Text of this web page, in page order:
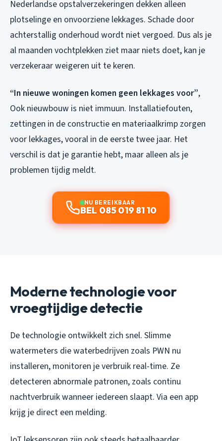
Nederlandse opstalverzekeringen dekken alleen
plotselinge en onvoorziene lekkages. Schade door
achterstallig onderhoud wordt niet vergoed. Dus als je
al maanden vochtplekken ziet maar niets doet, kan je
verzekeraar weigeren uit te keren.
“In nieuwe woningen komen geen lekkages voor”,
Ook nieuwbouw is niet immuun. Installatiefouten,
zettingen in de constructie en materiaalkrimp zorgen
voor lekkages, vooral in de eerste twee jaar. Het
verschil is dat je garantie hebt, maar alleen als je
problemen tijdig meldt.
NU BEREIKBAAR
BEL 085 019 81 10
Moderne technologie voor
vroegtijdige detectie
De technologie ontwikkelt zich snel. Slimme
watermeters die waterbedrijven zoals PWN nu
installeren, monitoren je verbruik real-time. Ze
detecteren abnormale patronen, zoals continu
nachtverbruik wanneer iedereen slaapt. Via een app
krijg je direct een melding.